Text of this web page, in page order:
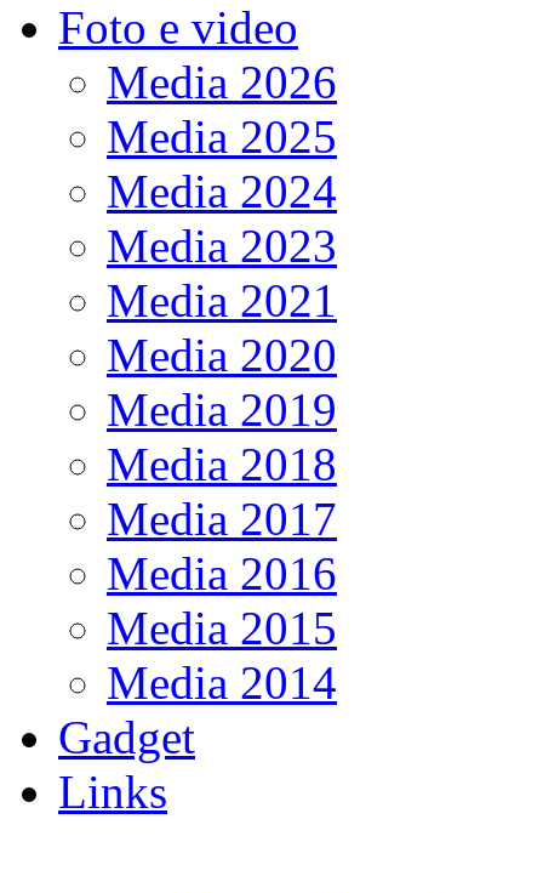
Foto e video
Media 2026
Media 2025
Media 2024
Media 2023
Media 2021
Media 2020
Media 2019
Media 2018
Media 2017
Media 2016
Media 2015
Media 2014
Gadget
Links